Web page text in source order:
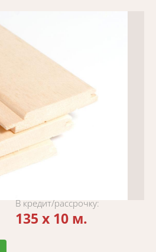
В кредит/рассрочку:
135 x 10 м.